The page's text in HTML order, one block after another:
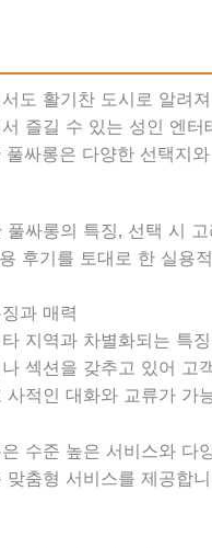
도 활기찬 도시로 알려
즐길 수 있는 성인 엔
풀싸롱은 다양한 선택지
풀싸롱의 특징, 선택 시
후기를 토대로 한 실용
과 매력
지역과 차별화되는 특
섹션을 갖추고 있어 고
사적인 대화와 교류가 가
수준 높은 서비스와 다
맞춤형 서비스를 제공합